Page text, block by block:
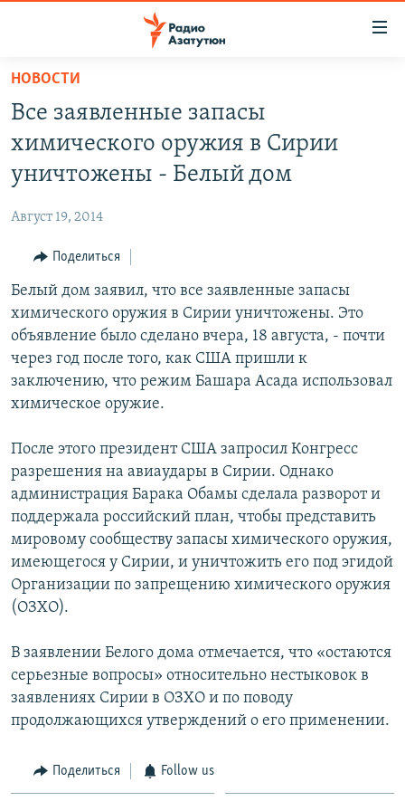
Перейти
основному
содержанию
основной
навигации
Перейти
поиску
ЭКОНОМИКА
РЕГИОН
НАГОРНЫЙ КАРАБАХ
КУЛЬТУРА
СПОРТ
АРХИВ
English
Русский
Все сайты Радио Азатутюн
НОВОСТИ
Все заявленные запасы
химического оружия в Сирии
уничтожены - Белый дом
Август 19, 2014
Поделиться
Белый дом заявил, что все заявленные запасы
химического оружия в Сирии уничтожены. Это
объявление было сделано вчера, 18 августа, - почти
через год после того, как США пришли к
заключению, что режим Башара Асада использовал
химическое оружие.
После этого президент США запросил Конгресс
разрешения на авиаудары в Сирии. Однако
администрация Барака Обамы сделала разворот и
поддержала российский план, чтобы представить
мировому сообществу запасы химического оружия,
имеющегося у Сирии, и уничтожить его под эгидой
Организации по запрещению химического оружия
(ОЗХО).
В заявлении Белого дома отмечается, что «остаются
серьезные вопросы» относительно нестыковок в
заявлениях Сирии в ОЗХО и по поводу
продолжающихся утверждений о его применении.
Поделиться Follow us